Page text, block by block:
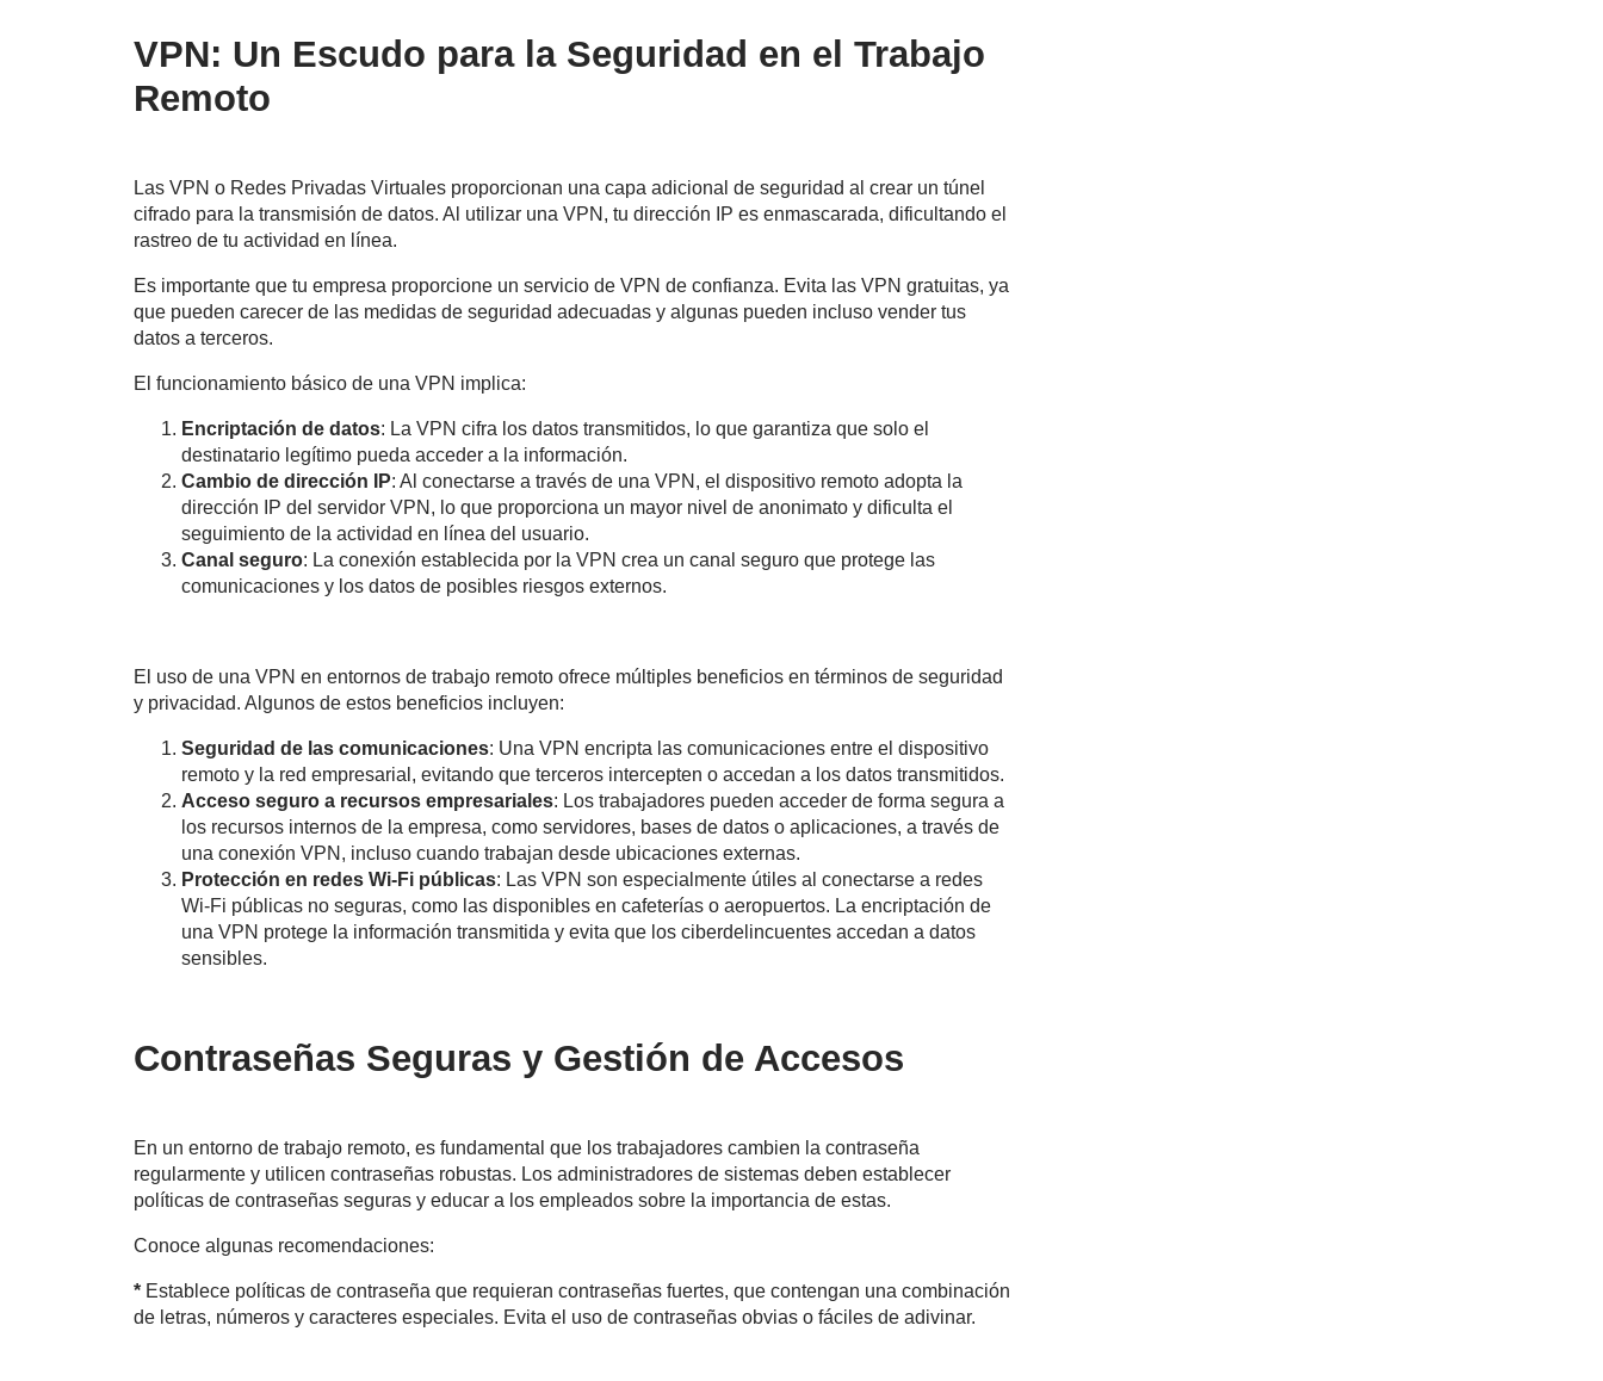
VPN: Un Escudo para la Seguridad en el Trabajo
Remoto
Las VPN o Redes Privadas Virtuales proporcionan una capa adicional de seguridad al crear un túnel
cifrado para la transmisión de datos. Al utilizar una VPN, tu dirección IP es enmascarada, dificultando el
rastreo de tu actividad en línea.
Es importante que tu empresa proporcione un servicio de VPN de confianza. Evita las VPN gratuitas, ya
que pueden carecer de las medidas de seguridad adecuadas y algunas pueden incluso vender tus
datos a terceros.
El funcionamiento básico de una VPN implica:
Encriptación de datos: La VPN cifra los datos transmitidos, lo que garantiza que solo el
destinatario legítimo pueda acceder a la información.
Cambio de dirección IP: Al conectarse a través de una VPN, el dispositivo remoto adopta la
dirección IP del servidor VPN, lo que proporciona un mayor nivel de anonimato y dificulta el
seguimiento de la actividad en línea del usuario.
Canal seguro: La conexión establecida por la VPN crea un canal seguro que protege las
comunicaciones y los datos de posibles riesgos externos.
El uso de una VPN en entornos de trabajo remoto ofrece múltiples beneficios en términos de seguridad
y privacidad. Algunos de estos beneficios incluyen:
Seguridad de las comunicaciones: Una VPN encripta las comunicaciones entre el dispositivo
remoto y la red empresarial, evitando que terceros intercepten o accedan a los datos transmitidos.
Acceso seguro a recursos empresariales: Los trabajadores pueden acceder de forma segura a
los recursos internos de la empresa, como servidores, bases de datos o aplicaciones, a través de
una conexión VPN, incluso cuando trabajan desde ubicaciones externas.
Protección en redes Wi-Fi públicas: Las VPN son especialmente útiles al conectarse a redes
Wi-Fi públicas no seguras, como las disponibles en cafeterías o aeropuertos. La encriptación de
una VPN protege la información transmitida y evita que los ciberdelincuentes accedan a datos
sensibles.
Contraseñas Seguras y Gestión de Accesos
En un entorno de trabajo remoto, es fundamental que los trabajadores cambien la contraseña
regularmente y utilicen contraseñas robustas. Los administradores de sistemas deben establecer
políticas de contraseñas seguras y educar a los empleados sobre la importancia de estas.
Conoce algunas recomendaciones:
* Establece políticas de contraseña que requieran contraseñas fuertes, que contengan una combinación
de letras, números y caracteres especiales. Evita el uso de contraseñas obvias o fáciles de adivinar.